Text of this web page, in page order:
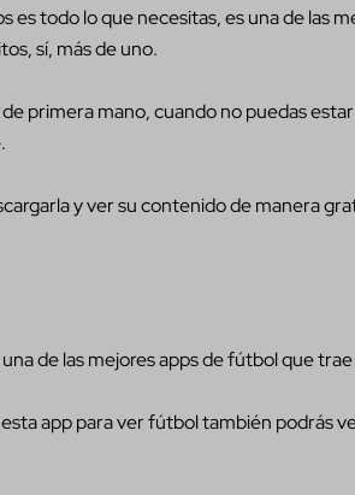
es todo lo que necesitas, es una de las
sí, más de uno.
primera mano, cuando no puedas
y ver su contenido de manera
de las mejores apps de fútbol que
app para ver fútbol también podrás